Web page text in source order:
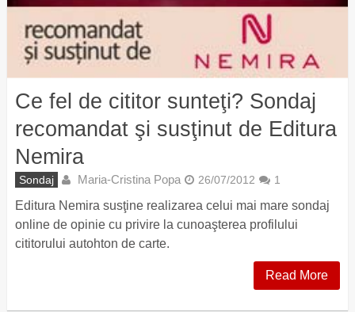
Ce fel de cititor sunteţi? Sondaj
recomandat şi susţinut de Editura
Nemira
Sondaj Maria-Cristina Popa 26/07/2012 1
Editura Nemira susţine realizarea celui mai mare sondaj
online de opinie cu privire la cunoaşterea profilului
cititorului autohton de carte.
Read More